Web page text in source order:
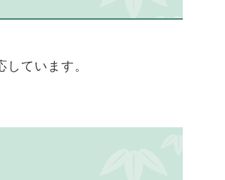
ています。